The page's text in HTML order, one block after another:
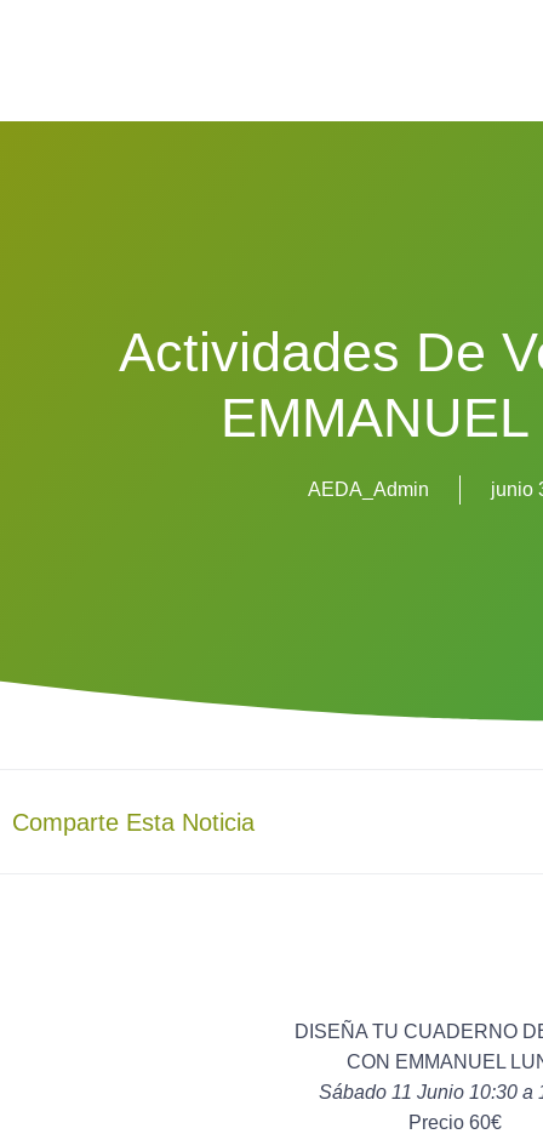
Actividades De
AEDA_Admin junio
Comparte Esta Noticia
DISEÑA TU CUADERNO
CON EMMANUEL
Sábado 11 Junio 10:30 a
Precio 60€